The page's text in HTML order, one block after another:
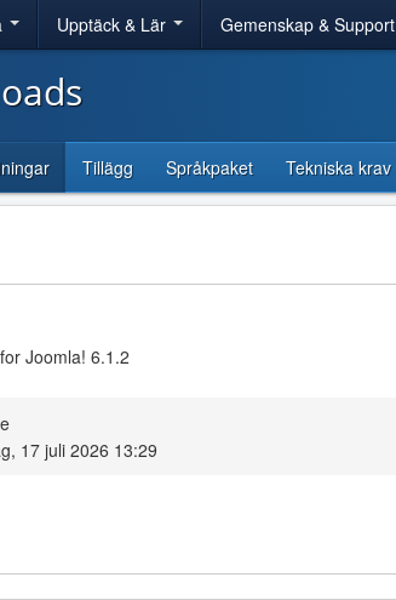
Upptäck & Lär Gemenskap & Support
Tillägg Språkpaket Tekniska krav
Joomla! 6.1.2
17 juli 2026 13:29